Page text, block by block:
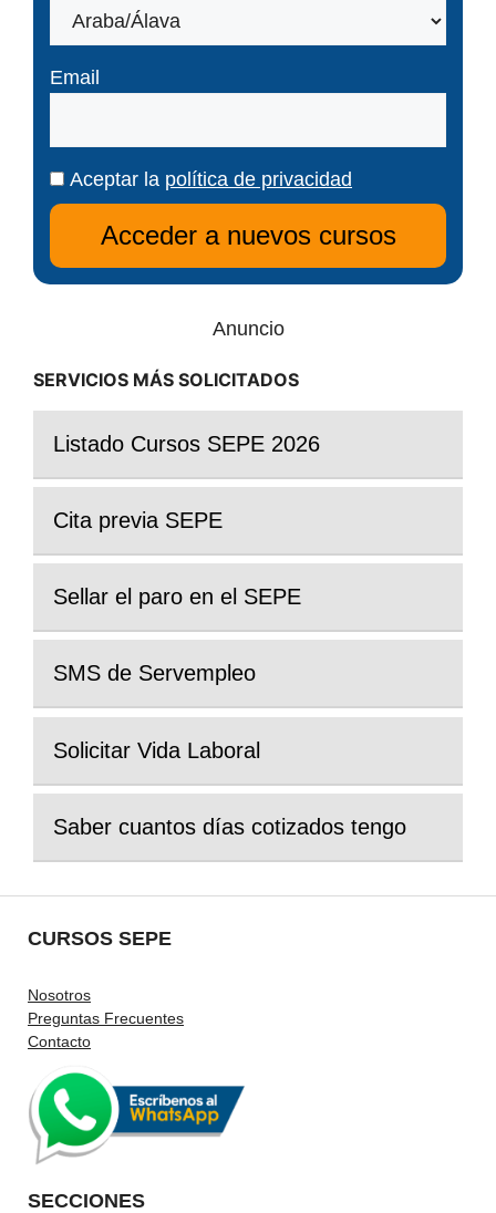
Email
Aceptar la política de privacidad
Anuncio
SERVICIOS MÁS SOLICITADOS
Listado Cursos SEPE 2026
Cita previa SEPE
Sellar el paro en el SEPE
SMS de Servempleo
Solicitar Vida Laboral
Saber cuantos días cotizados tengo
CURSOS SEPE
Nosotros
Preguntas Frecuentes
Contacto
SECCIONES